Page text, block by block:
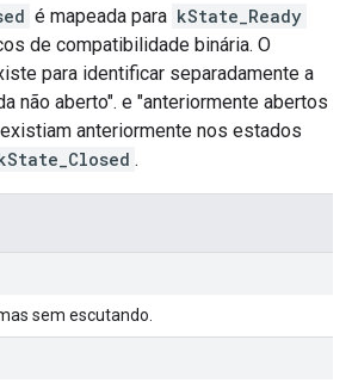
é mapeada para kState_Ready
de compatibilidade binária. O
para identificar separadamente a
não aberto". e "anteriormente abertos
anteriormente nos estados
.
sem escutando.